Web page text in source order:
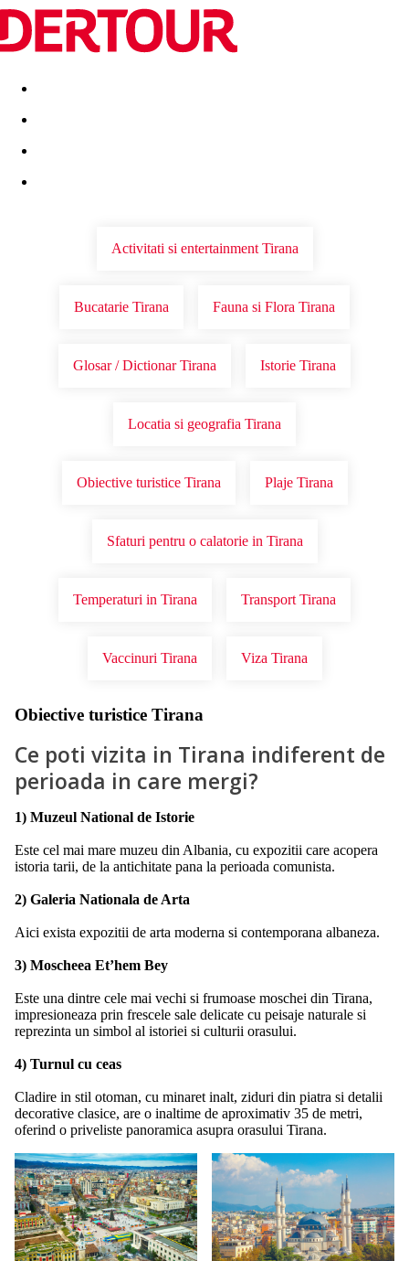
Destinatii Vacanta perfecta OFERTE DE NERATAT
Activitati si entertainment Tirana
Bucatarie Tirana Fauna si Flora Tirana
Glosar / Dictionar Tirana Istorie Tirana
Locatia si geografia Tirana
Obiective turistice Tirana Plaje Tirana
Sfaturi pentru o calatorie in Tirana
Temperaturi in Tirana Transport Tirana
Vaccinuri Tirana Viza Tirana
Obiective turistice Tirana
Ce poti vizita in Tirana indiferent de
perioada in care mergi?
1) Muzeul National de Istorie
Este cel mai mare muzeu din Albania, cu expozitii care acopera
istoria tarii, de la antichitate pana la perioada comunista.
2) Galeria Nationala de Arta
Aici exista expozitii de arta moderna si contemporana albaneza.
3) Moscheea Et’hem Bey
Este una dintre cele mai vechi si frumoase moschei din Tirana,
impresioneaza prin frescele sale delicate cu peisaje naturale si
reprezinta un simbol al istoriei si culturii orasului.
4) Turnul cu ceas
Cladire in stil otoman, cu minaret inalt, ziduri din piatra si detalii
decorative clasice, are o inaltime de aproximativ 35 de metri,
oferind o priveliste panoramica asupra orasului Tirana.